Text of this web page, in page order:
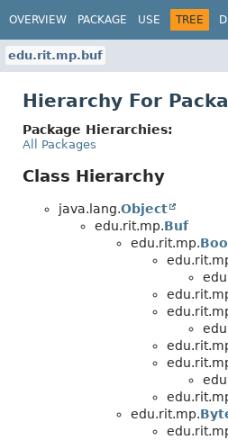
OVERVIEW PACKAGE USE TREE
edu.rit.mp.buf
Hierarchy For
Package Hierarchies:
All Packages
Class Hierarchy
java.lang.Object
edu.rit.mp.Buf
edu.rit.mp.
edu.rit.mp.